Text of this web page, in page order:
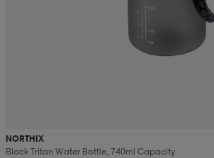
NORTHIX
Black Tritan Water Bottle, 740ml Capacity